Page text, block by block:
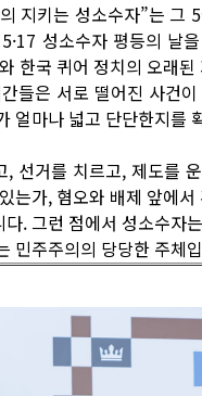
지키는 성소수자”는 그
성소수자 평등의 날
한국 퀴어 정치의 오래
들은 서로 떨어진 사건
얼마나 넓고 단단한지를
, 선거를 치르고, 제도를
는가, 혐오와 배제 앞에
. 그런 점에서 성소수자
민주주의의 당당한 주체